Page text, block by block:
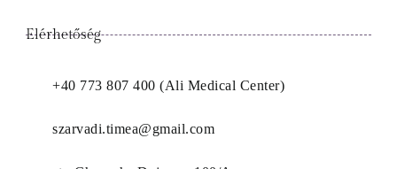
Elérhetőség
+40 773 807 400 (Ali Medical Center)
szarvadi.timea@gmail.com